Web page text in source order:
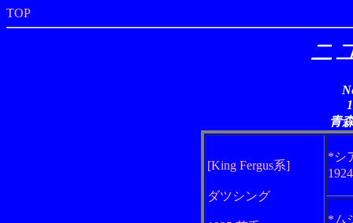
TOP
ニ
青
[King Fergus系]
ダツシング
*シ
*ム